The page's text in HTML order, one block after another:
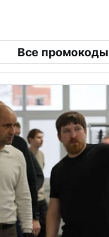
Все промокоды